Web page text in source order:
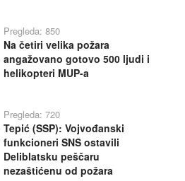
Pregleda: 850
Na četiri velika požara
angažovano gotovo 500 ljudi i
helikopteri MUP-a
Pregleda: 720
Tepić (SSP): Vojvođanski
funkcioneri SNS ostavili
Deliblatsku peščaru
nezaštićenu od požara